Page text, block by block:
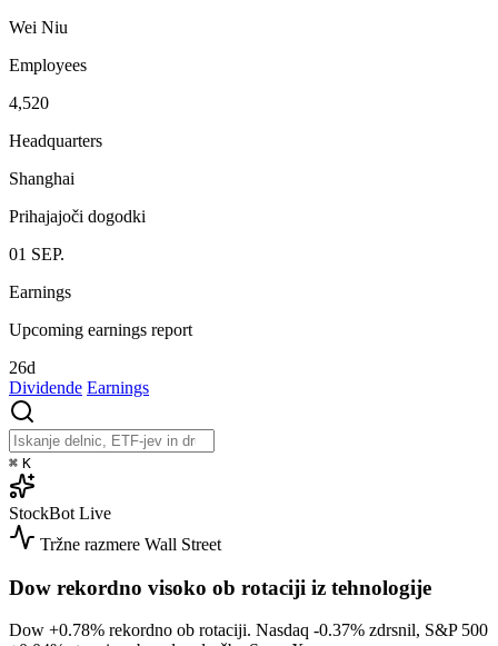
Wei Niu
Employees
4,520
Headquarters
Shanghai
Prihajajoči dogodki
01 SEP.
Earnings
Upcoming earnings report
26d
Dividende Earnings
⌘ K
StockBot Live
Tržne razmere Wall Street
Dow rekordno visoko ob rotaciji iz tehnologije
Dow +0.78% rekordno ob rotaciji. Nasdaq -0.37% zdrsnil, S&P 500